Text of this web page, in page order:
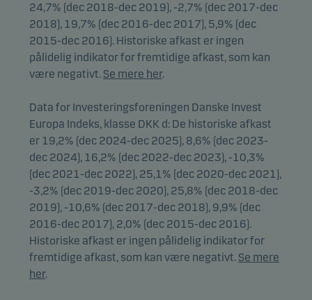
24,7% (dec 2018-dec 2019), -2,7% (dec 2017-dec
2018), 19,7% (dec 2016-dec 2017), 5,9% (dec
2015-dec 2016). Historiske afkast er ingen
pålidelig indikator for fremtidige afkast, som kan
være negativt. Se mere her.
Data for Investeringsforeningen Danske Invest
Europa Indeks, klasse DKK d: De historiske afkast
er 19,2% (dec 2024-dec 2025), 8,6% (dec 2023-
dec 2024), 16,2% (dec 2022-dec 2023), -10,3%
(dec 2021-dec 2022), 25,1% (dec 2020-dec 2021),
-3,2% (dec 2019-dec 2020), 25,8% (dec 2018-dec
2019), -10,6% (dec 2017-dec 2018), 9,9% (dec
2016-dec 2017), 2,0% (dec 2015-dec 2016).
Historiske afkast er ingen pålidelig indikator for
fremtidige afkast, som kan være negativt. Se mere
her.